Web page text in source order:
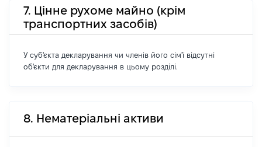
7. Цінне рухоме майно (крім
транспортних засобів)
У суб'єкта декларування чи членів його сім'ї відсутні
об'єкти для декларування в цьому розділі.
8. Нематеріальні активи